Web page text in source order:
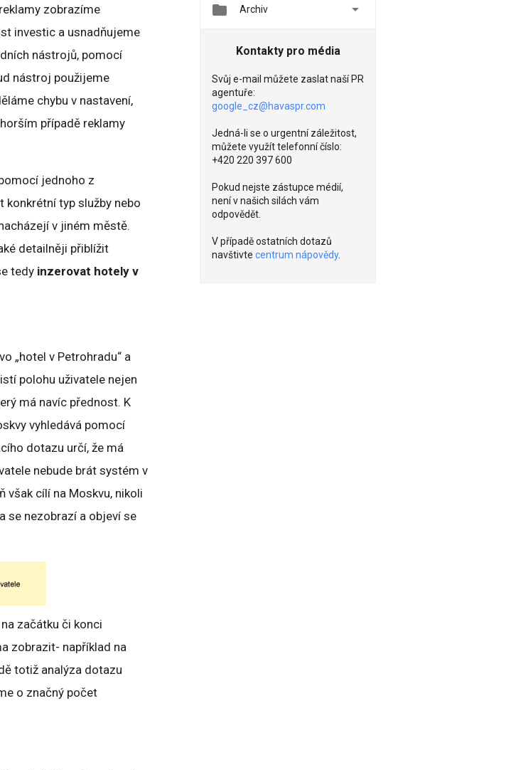
zobrazíme
investic a usnadňujeme
nástrojů, pomocí
nástroj použijeme
chybu v nastavení,
případě reklamy
jednoho z
typ služby nebo
v jiném městě.
detailněji přiblížit
tedy inzerovat hotely v
„hotel v Petrohradu“ a
polohu uživatele nejen
má navíc přednost. K
vyhledává pomocí
dotazu určí, že má
nebude brát systém v
však cílí na Moskvu, nikoli
se nezobrazí a objeví se
začátku či konci
zobrazit- například na
totiž analýza dotazu
o značný počet
 Archiv 
Kontakty pro média
Svůj e-mail můžete zaslat naší PR
agentuře:
google_cz@havaspr.com
Jedná-li se o urgentní záležitost,
můžete využít telefonní číslo:
+420 220 397 600
Pokud nejste zástupce médií,
není v našich silách vám
odpovědět.
V případě ostatních dotazů
navštivte centrum nápovědy.